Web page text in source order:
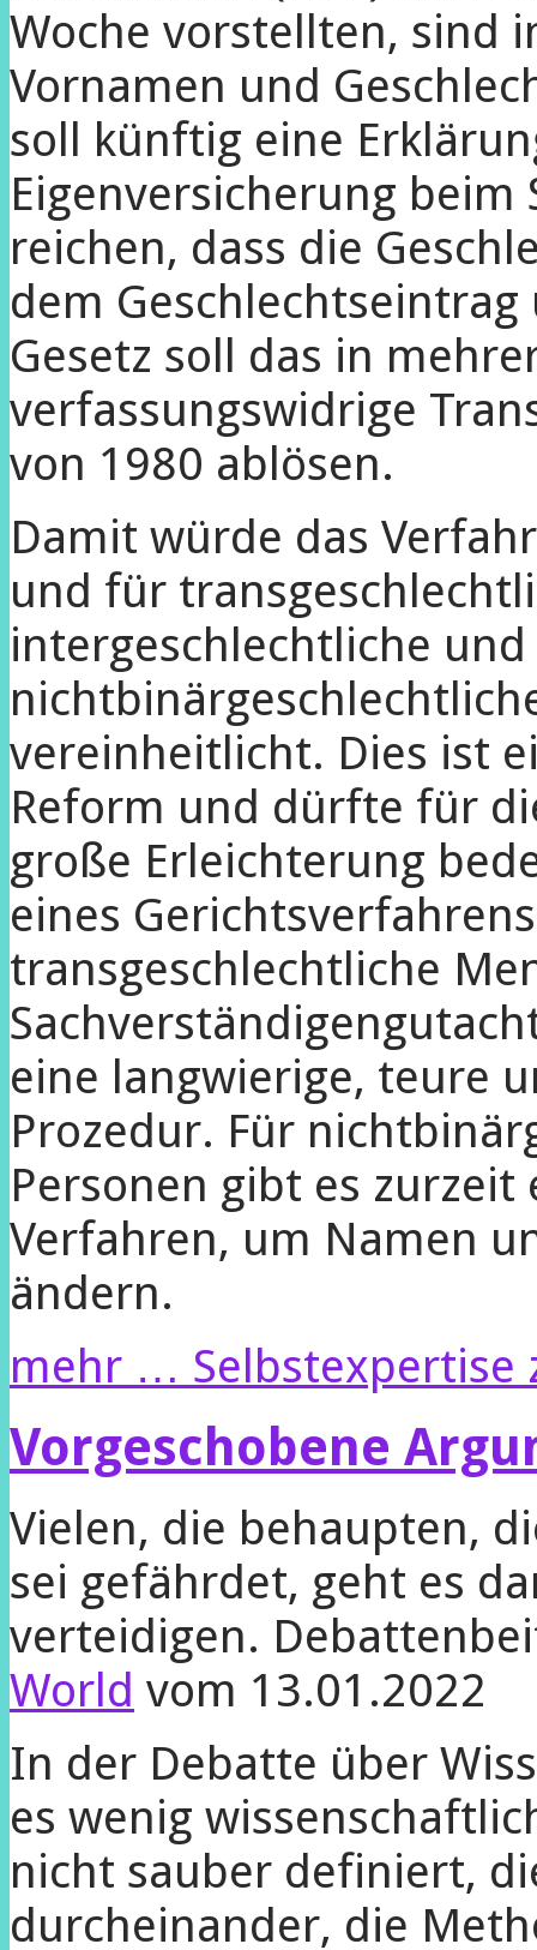
Woche vorstellten, sind
Vornamen und
soll künftig eine
Eigenversicherung
reichen, dass die
dem
Gesetz soll das in
verfassungswidrige
von 1980 ablösen.
Damit würde das
und für
intergeschlechtliche und
vereinheitlicht. Dies ist
Reform und dürfte für
große Erleichterung
eines
transgeschlecht­liche
eine langwierige, teure
Prozedur. Für
Personen gibt es
Verfahren, um Namen
ändern.
mehr … Selbstexpertise
Vorgeschobene
Vielen, die behaupten,
sei gefährdet, geht es
verteidigen.
World vom 13.01.2022
In der Debatte über
es wenig
nicht sauber definiert,
durchein­ander, die